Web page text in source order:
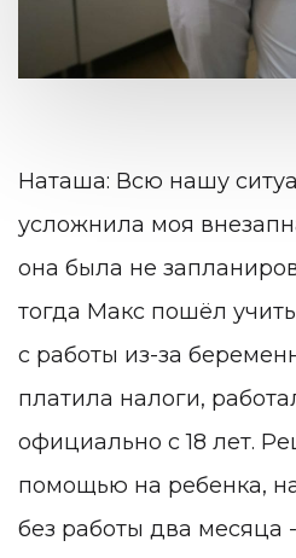
Наташа: Всю нашу
усложнила моя
она была не
тогда Макс пошёл
с работы из-за
платила налоги,
официально с 18 лет.
помощью на ребенка,
без работы два месяца